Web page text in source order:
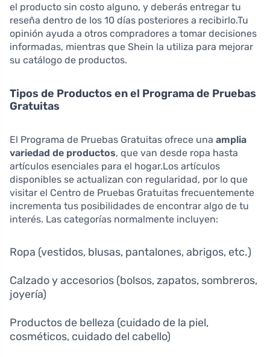
el producto sin costo alguno, y deberás entregar tu
reseña dentro de los 10 días posteriores a recibirlo.Tu
opinión ayuda a otros compradores a tomar decisiones
informadas, mientras que Shein la utiliza para mejorar
su catálogo de productos.
Tipos de Productos en el Programa de Pruebas
Gratuitas
El Programa de Pruebas Gratuitas ofrece una amplia
variedad de productos, que van desde ropa hasta
artículos esenciales para el hogar.Los artículos
disponibles se actualizan con regularidad, por lo que
visitar el Centro de Pruebas Gratuitas frecuentemente
incrementa tus posibilidades de encontrar algo de tu
interés. Las categorías normalmente incluyen:
Ropa (vestidos, blusas, pantalones, abrigos, etc.)
Calzado y accesorios (bolsos, zapatos, sombreros,
joyería)
Productos de belleza (cuidado de la piel,
cosméticos, cuidado del cabello)